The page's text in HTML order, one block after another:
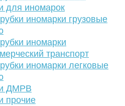
для иномарок
иномарки грузовые
иномарки
транспорт
иномарки легковые
ДМРВ
прочие